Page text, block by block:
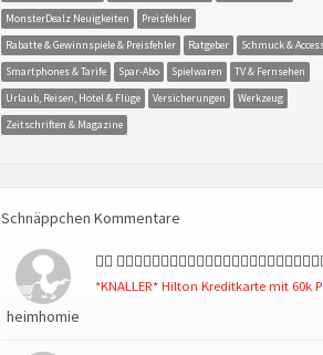
MonsterDealz Neuigkeiten
Preisfehler
Rabatte & Gewinnspiele & Preisfehler
Ratgeber
Schmuck &
Smartphones & Tarife
Spar-Abo Spielwaren
TV & Fernsehen
Urlaub, Reisen, Hotel & Flüge
Versicherungen
Werkzeug
Zeitschriften & Magazine
Schnäppchen Kommentare
heimhomie
👍🏻
*KNALLER* Hilton Kreditkarte mit 60k P